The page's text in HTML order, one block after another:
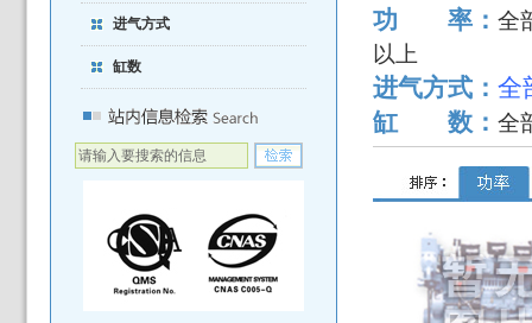
进气方式
缸数
功 率： 全
以上
进气方式：
缸 数： 全